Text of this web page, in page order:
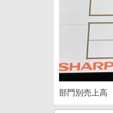
部門別売上高